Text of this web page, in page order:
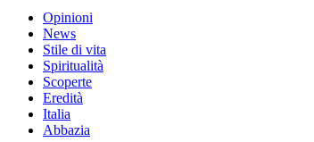
Opinioni
News
Stile di vita
Spiritualità
Scoperte
Eredità
Italia
Abbazia